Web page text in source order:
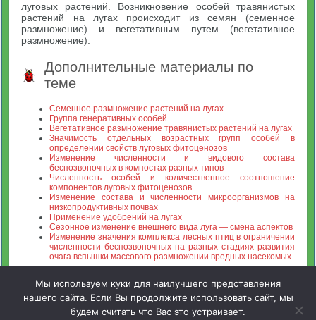
луговых растений. Возникновение особей травянистых
растений на лугах происходит из семян (семенное
размножение) и вегетативным путем (вегетативное
размножение).
Дополнительные материалы по
теме
Семенное размножение растений на лугах
Группа генеративных особей
Вегетативное размножение травянистых растений на лугах
Значимость отдельных возрастных групп особей в
определении свойств луговых фитоценозов
Изменение численности и видового состава
беспозвоночных в компостах разных типов
Численность особей и количественное соотношение
компонентов луговых фитоценозов
Изменение состава и численности микроорганизмов на
низкопродуктивных почвах
Применение удобрений на лугах
Сезонное изменение внешнего вида луга — смена аспектов
Изменение значения комплекса лесных птиц в ограничении
численности беспозвоночных на разных стадиях развития
очага вспышки массового размножении вредных насекомых
Зооинженерный факультет МСХА. Неофициальный сайт
Мы используем куки для наилучшего представления
нашего сайта. Если Вы продолжите использовать сайт, мы
будем считать что Вас это устраивает.